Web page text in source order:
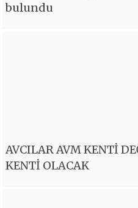
bulundu
AVCILAR AVM KENTİ
KENTİ OLACAK